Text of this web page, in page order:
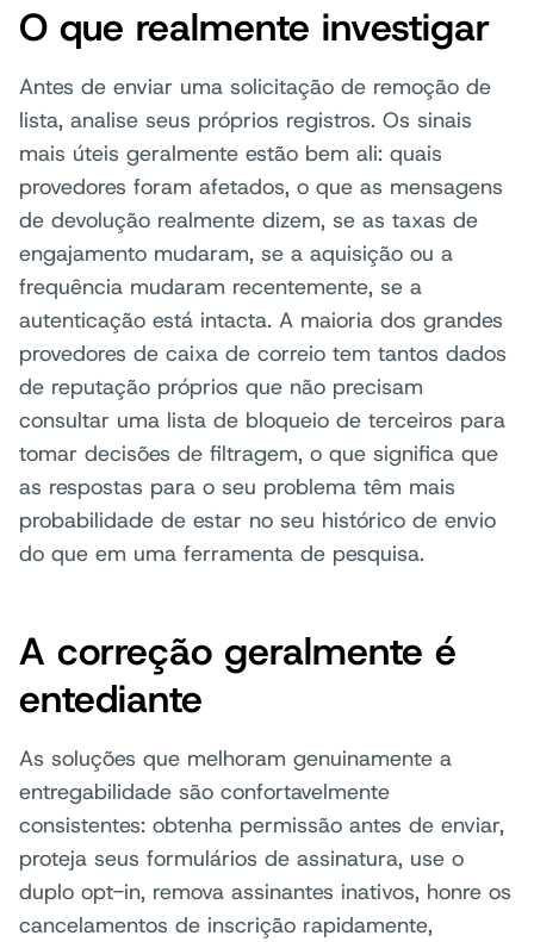
O que realmente investigar
Antes de enviar uma solicitação de remoção de
lista, analise seus próprios registros. Os sinais
mais úteis geralmente estão bem ali: quais
provedores foram afetados, o que as mensagens
de devolução realmente dizem, se as taxas de
engajamento mudaram, se a aquisição ou a
frequência mudaram recentemente, se a
autenticação está intacta. A maioria dos grandes
provedores de caixa de correio tem tantos dados
de reputação próprios que não precisam
consultar uma lista de bloqueio de terceiros para
tomar decisões de filtragem, o que significa que
as respostas para o seu problema têm mais
probabilidade de estar no seu histórico de envio
do que em uma ferramenta de pesquisa.
A correção geralmente é
entediante
As soluções que melhoram genuinamente a
entregabilidade são confortavelmente
consistentes: obtenha permissão antes de enviar,
proteja seus formulários de assinatura, use o
duplo opt-in, remova assinantes inativos, honre os
cancelamentos de inscrição rapidamente,